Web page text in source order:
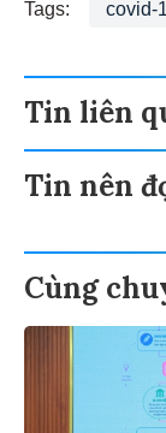
Tags: covid-
Tin liên
Tin nên
Cùng